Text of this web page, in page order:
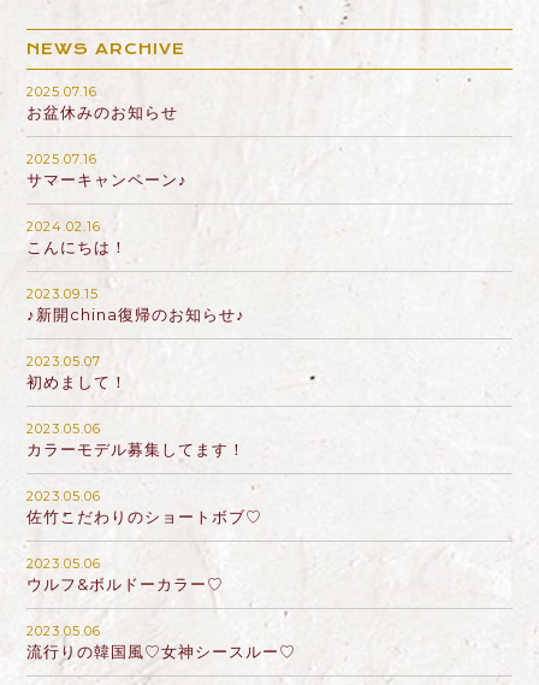
NEWS ARCHIVE
2025.07.16
お盆休みのお知らせ
2025.07.16
サマーキャンペーン♪
2024.02.16
こんにちは！
2023.09.15
♪新開china復帰のお知らせ♪
2023.05.07
初めまして！
2023.05.06
カラーモデル募集してます！
2023.05.06
佐竹こだわりのショートボブ♡
2023.05.06
ウルフ&ボルドーカラー♡
2023.05.06
流行りの韓国風♡女神シースルー♡